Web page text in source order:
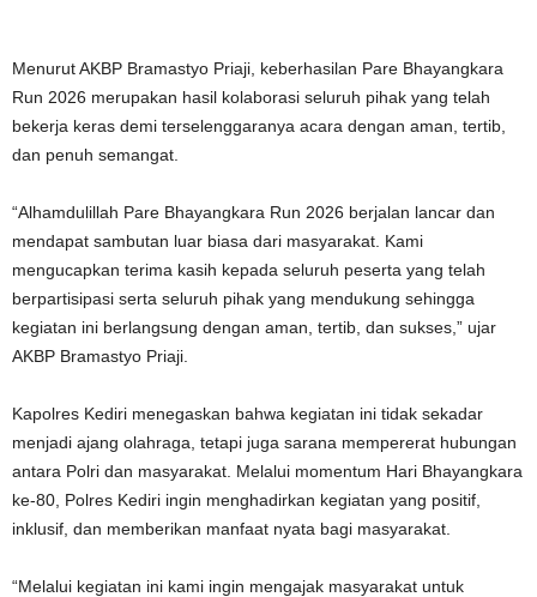
Menurut AKBP Bramastyo Priaji, keberhasilan Pare Bhayangkara
Run 2026 merupakan hasil kolaborasi seluruh pihak yang telah
bekerja keras demi terselenggaranya acara dengan aman, tertib,
dan penuh semangat.
“Alhamdulillah Pare Bhayangkara Run 2026 berjalan lancar dan
mendapat sambutan luar biasa dari masyarakat. Kami
mengucapkan terima kasih kepada seluruh peserta yang telah
berpartisipasi serta seluruh pihak yang mendukung sehingga
kegiatan ini berlangsung dengan aman, tertib, dan sukses,” ujar
AKBP Bramastyo Priaji.
Kapolres Kediri menegaskan bahwa kegiatan ini tidak sekadar
menjadi ajang olahraga, tetapi juga sarana mempererat hubungan
antara Polri dan masyarakat. Melalui momentum Hari Bhayangkara
ke-80, Polres Kediri ingin menghadirkan kegiatan yang positif,
inklusif, dan memberikan manfaat nyata bagi masyarakat.
“Melalui kegiatan ini kami ingin mengajak masyarakat untuk